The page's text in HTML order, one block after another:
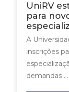
UniRV
para
A
inscrições
demandas ...